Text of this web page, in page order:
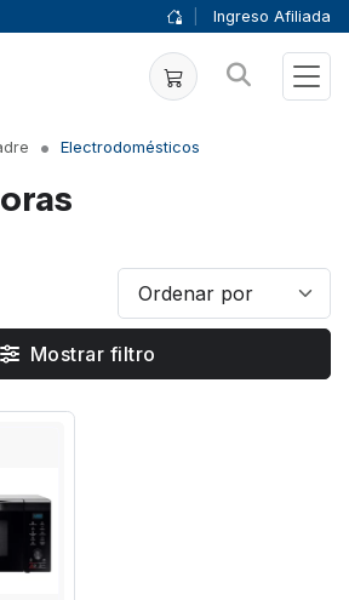
Ingreso Afiliada
Electrodomésticos
Mostrar filtro